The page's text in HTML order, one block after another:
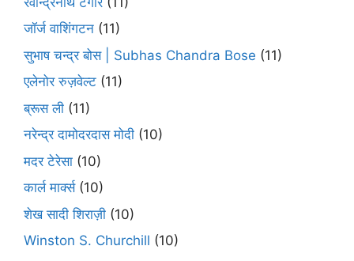
जॉर्ज वाशिंगटन (11)
सुभाष चन्द्र बोस | Subhas Chandra Bose (11)
एलेनोर रुज़वेल्ट (11)
ब्रूस ली (11)
नरेन्द्र दामोदरदास मोदी (10)
मदर टेरेसा (10)
कार्ल मार्क्स(10)
शेख सादी शिराज़ी (10)
Winston S. Churchill (10)